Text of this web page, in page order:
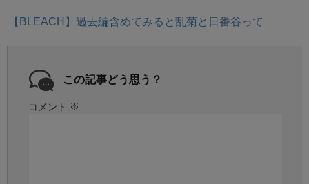
【BLEACH】過去編含めてみると乱菊と日番谷って
この記事どう思う？
コメント ※